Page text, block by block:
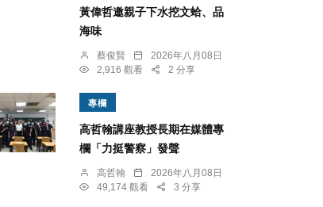
黃偉哲邀親子下水挖文蛤、品
海味
蔡俊賢
2026年八月08日
2,916 觀看
2 分享
專欄
高哲翰講座教授長期在媒體專
欄「力挺警察」發聲
高哲翰
2026年八月08日
49,174 觀看
3 分享